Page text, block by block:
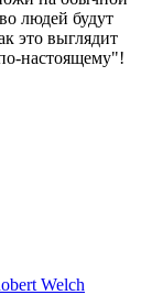
людей будут
это выглядит
настоящему"!
Welch